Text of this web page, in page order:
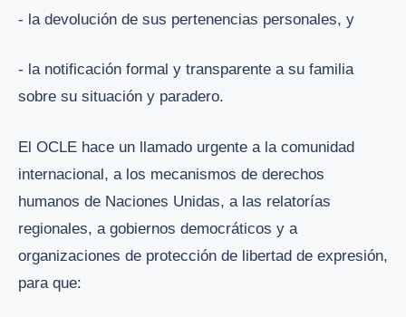
- la devolución de sus pertenencias personales, y
- la notificación formal y transparente a su familia
sobre su situación y paradero.
El OCLE hace un llamado urgente a la comunidad
internacional, a los mecanismos de derechos
humanos de Naciones Unidas, a las relatorías
regionales, a gobiernos democráticos y a
organizaciones de protección de libertad de expresión,
para que: